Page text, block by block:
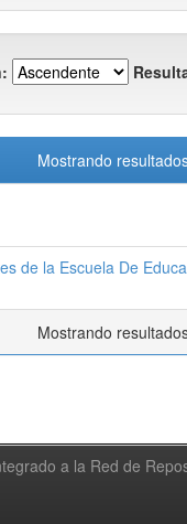
Mostrando
de la Escuela De
Mostrando
a la Red de